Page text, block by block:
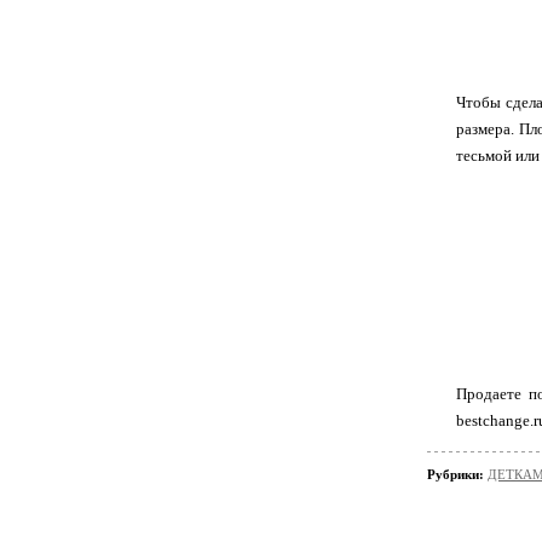
Чтобы
размера.
тесьмой
Продаете
Рубрики: ДЕТКАМ/